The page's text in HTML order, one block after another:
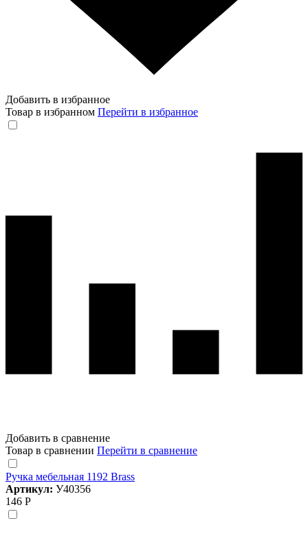
Добавить в избранное
Товар в избранном Перейти в избранное
Добавить в сравнение
Товар в сравнении Перейти в сравнение
Ручка мебельная 1192 Brass
Артикул: У40356
146 Р